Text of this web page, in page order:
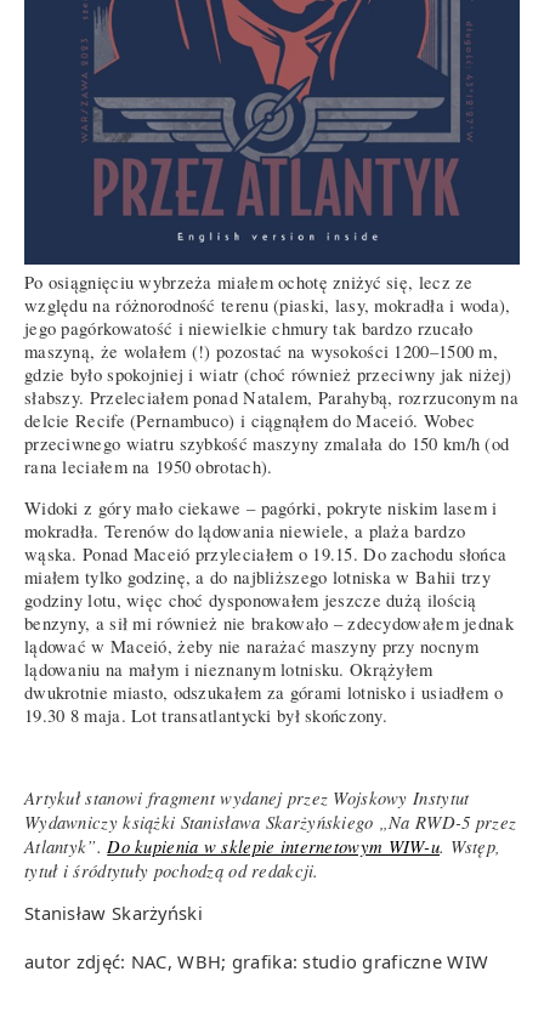
Po osiągnięciu wybrzeża miałem ochotę zniżyć się, lecz ze
względu na różnorodność terenu (piaski, lasy, mokradła i woda),
jego pagórkowatość i niewielkie chmury tak bardzo rzucało
maszyną, że wolałem (!) pozostać na wysokości 1200–1500 m,
gdzie było spokojniej i wiatr (choć również przeciwny jak niżej)
słabszy. Przeleciałem ponad Natalem, Parahybą, rozrzuconym na
delcie Recife (Pernambuco) i ciągnąłem do Maceió. Wobec
przeciwnego wiatru szybkość maszyny zmalała do 150 km/h (od
rana leciałem na 1950 obrotach).
Widoki z góry mało ciekawe – pagórki, pokryte niskim lasem i
mokradła. Terenów do lądowania niewiele, a plaża bardzo
wąska. Ponad Maceió przyleciałem o 19.15. Do zachodu słońca
miałem tylko godzinę, a do najbliższego lotniska w Bahii trzy
godziny lotu, więc choć dysponowałem jeszcze dużą ilością
benzyny, a sił mi również nie brakowało – zdecydowałem jednak
lądować w Maceió, żeby nie narażać maszyny przy nocnym
lądowaniu na małym i nieznanym lotnisku. Okrążyłem
dwukrotnie miasto, odszukałem za górami lotnisko i usiadłem o
19.30 8 maja. Lot transatlantycki był skończony.
Artykuł stanowi fragment wydanej przez Wojskowy Instytut
Wydawniczy książki Stanisława Skarżyńskiego „Na RWD-5 przez
Atlantyk”.Do kupienia w sklepie internetowym WIW-u. Wstęp,
tytuł i śródtytuły pochodzą od redakcji.
Stanisław Skarżyński
autor zdjęć: NAC, WBH; grafika: studio graficzne WIW